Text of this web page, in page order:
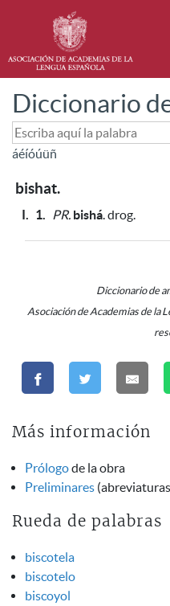
Diccionario
áéíóúüñ
bishat.
I. 1. PR. bishá. drog.
Diccionario de
Asociación de Academias de la
Más información
Prólogode la obra
Preliminares
Rueda de palabras
biscotela
biscotelo
biscoyol